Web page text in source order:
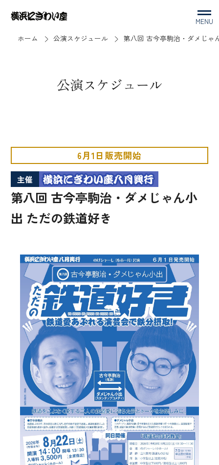
MENU
ホーム
公演スケジュール 第八回 古今亭駒治・ダメじゃ
公演スケジュール
6月1日販売開始
主催
第八回 古今亭駒治・ダメじゃん小
出 ただの鉄道好き